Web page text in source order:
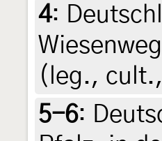
4:
(leg.,
5-6: